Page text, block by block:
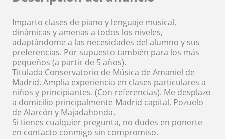
Imparto clases de piano y lenguaje musical,
dinámicas y amenas a todos los niveles,
adaptándome a las necesidades del alumno y sus
preferencias. Por supuesto también para los más
pequeños (a partir de 5 años).
Titulada Conservatorio de Música de Amaniel de
Madrid. Amplia experiencia en clases particulares a
niños y principiantes. (Con referencias). Me desplazo
a domicilio principalmente Madrid capital, Pozuelo
de Alarcón y Majadahonda.
Si tienes cualquier pregunta, no dudes en ponerte
en contacto conmigo sin compromiso.